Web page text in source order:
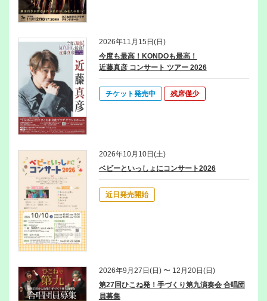
2026年11月15日(日)
今度も最高！KONDOも最高！
近藤真彦 コンサート ツアー 2026
チケット発売中 残席僅少
2026年10月10日(土)
ベビーといっしょにコンサート2026
近日発売開始
2026年9月27日(日) 〜 12月20日(日)
第27回ひこね発！手づくり第九演奏会 合唱団
員募集